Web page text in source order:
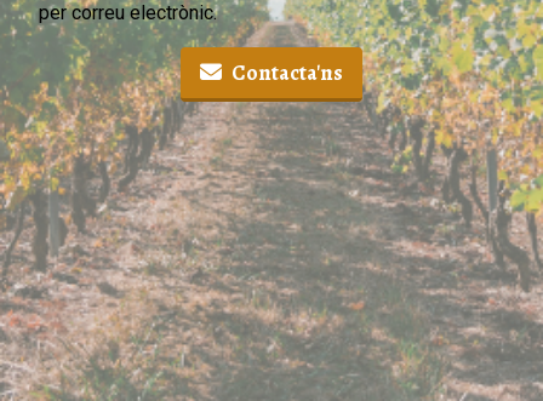
per correu electrònic.
Contacta'ns